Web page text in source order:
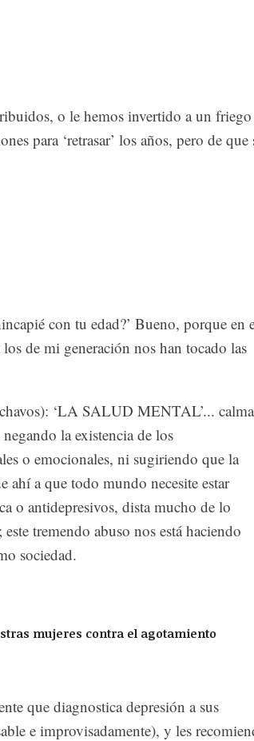
o le hemos invertido a un friego
para ‘retrasar’ los años, pero de que
con tu edad?’ Bueno, porque en
de mi generación nos han tocado las
‘LA SALUD MENTAL’...
la existencia de los
o emocionales, ni sugiriendo que la
ahí a que todo mundo necesite estar
o antidepresivos, dista mucho de lo
tremendo abuso nos está haciendo
sociedad.
mujeres contra el agotamiento
que diagnostica depresión a sus
e improvisadamente), y les